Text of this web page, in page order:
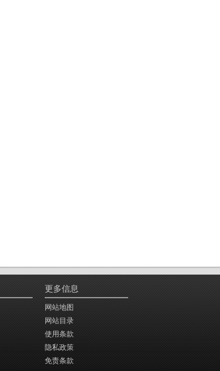
更多信息
网站地图
网站目录
使用条款
隐私政策
免责条款